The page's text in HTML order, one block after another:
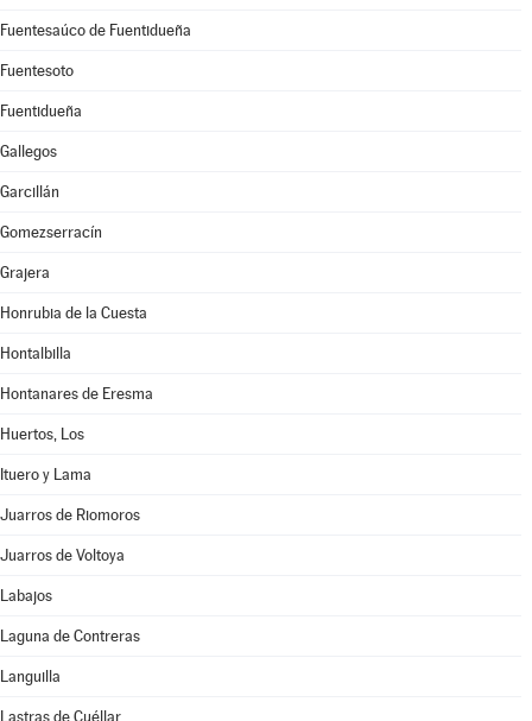
Fuentesaúco de Fuentidueña
Fuentesoto
Fuentidueña
Gallegos
Garcillán
Gomezserracín
Grajera
Honrubia de la Cuesta
Hontalbilla
Hontanares de Eresma
Huertos, Los
Ituero y Lama
Juarros de Riomoros
Juarros de Voltoya
Labajos
Laguna de Contreras
Languilla
Lastras de Cuéllar